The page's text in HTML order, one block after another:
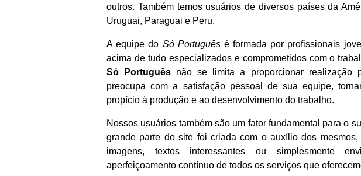
outros. Também temos usuários de diversos países da
Uruguai, Paraguai e Peru.
A equipe do Só Portuguêsé formada por profissionais
acima de tudo especializados e comprometidos com o
Só Português não se limita a proporcionar realização
preocupa com a satisfação pessoal de sua equipe,
propício à produção e ao desenvolvimento do trabalho.
Nossos usuários também são um fator fundamental para o
grande parte do site foi criada com o auxílio dos
imagens, textos interessantes ou simplesmente
aperfeiçoamento contínuo de todos os serviços que